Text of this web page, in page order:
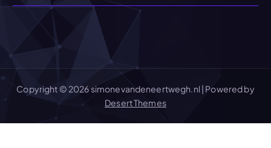
Copyright © 2026 simonevandeneertwegh.nl | Powered by
Desert Themes